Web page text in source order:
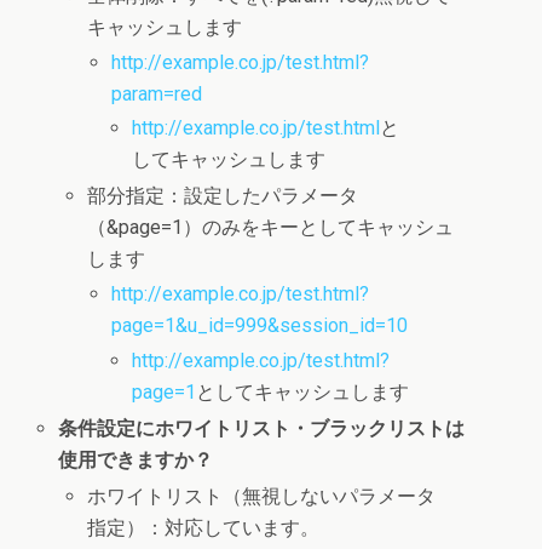
キャッシュします
http://example.co.jp/test.html?
param=red
http://example.co.jp/test.html と
してキャッシュします
部分指定：設定したパラメータ
（&page=1）のみをキーとしてキャッシュ
します
http://example.co.jp/test.html?
page=1&u_id=999&session_id=10
http://example.co.jp/test.html?
page=1 としてキャッシュします
条件設定にホワイトリスト・ブラックリストは
使用できますか？
ホワイトリスト（無視しないパラメータ
指定）：対応しています。